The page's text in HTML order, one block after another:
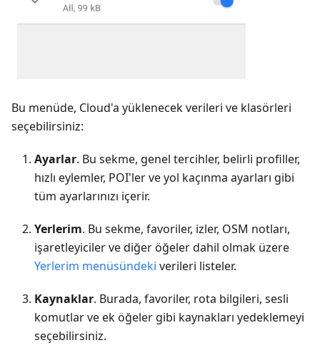
Bu menüde, Cloud'a yüklenecek verileri ve klasörleri
seçebilirsiniz:
Ayarlar. Bu sekme, genel tercihler, belirli profiller,
hızlı eylemler, POI'ler ve yol kaçınma ayarları gibi
tüm ayarlarınızı içerir.
Yerlerim. Bu sekme, favoriler, izler, OSM notları,
işaretleyiciler ve diğer öğeler dahil olmak üzere
Yerlerim menüsündeki verileri listeler.
Kaynaklar. Burada, favoriler, rota bilgileri, sesli
komutlar ve ek öğeler gibi kaynakları yedeklemeyi
seçebilirsiniz.